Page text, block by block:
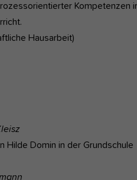
Kompetenzen
Hausarbeit)
Hilde Domin in der Grundschule